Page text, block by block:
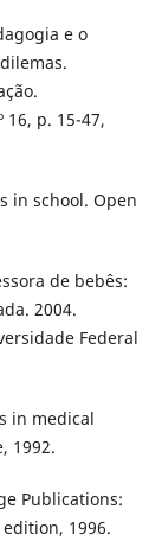
e o
16, p. 15-47,
in school. Open
de bebês:
2004.
Federal
in medical
1992.
Publications:
1996.